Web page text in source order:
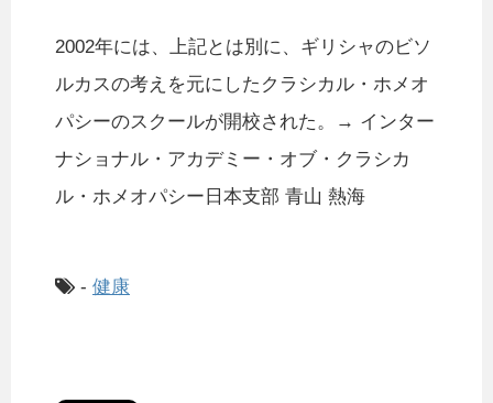
2002年には、上記とは別に、ギリシャのビソ
ルカスの考えを元にしたクラシカル・ホメオ
パシーのスクールが開校された。→ インター
ナショナル・アカデミー・オブ・クラシカ
ル・ホメオパシー日本支部 青山 熱海
- 健康